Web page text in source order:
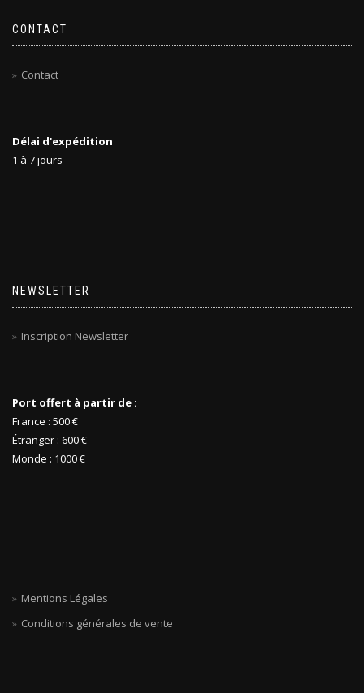
CONTACT
Contact
Délai d'expédition
1 à 7 jours
NEWSLETTER
Inscription Newsletter
Port offert à partir de :
France : 500 €
Étranger : 600 €
Monde : 1000 €
Mentions Légales
Conditions générales de vente